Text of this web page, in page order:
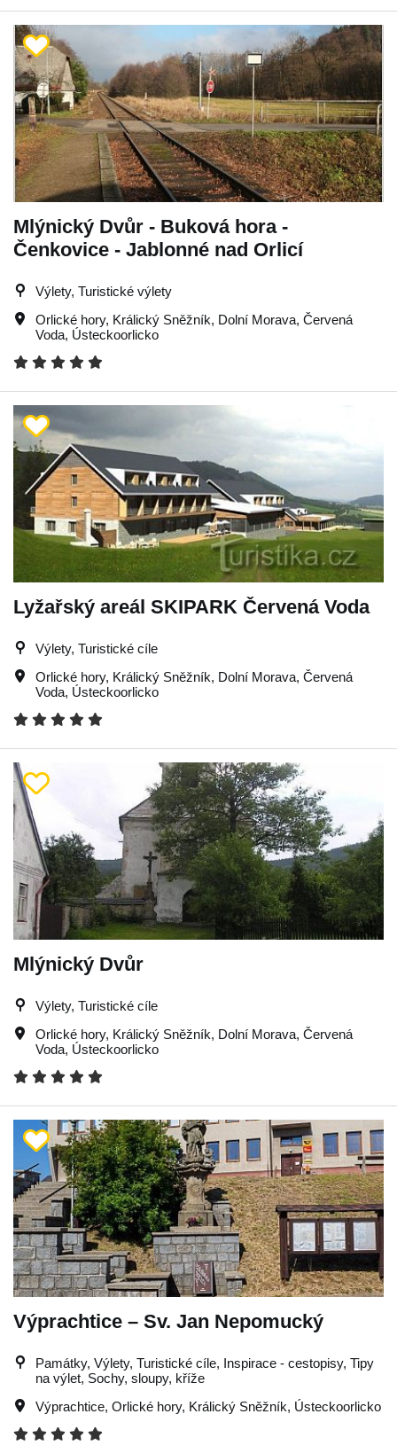
Mlýnický Dvůr - Buková hora -
Čenkovice - Jablonné nad Orlicí
Výlety, Turistické výlety
Orlické hory, Králický Sněžník, Dolní Morava, Červená
Voda, Ústeckoorlicko
Lyžařský areál SKIPARK Červená Voda
Výlety, Turistické cíle
Orlické hory, Králický Sněžník, Dolní Morava, Červená
Voda, Ústeckoorlicko
Mlýnický Dvůr
Výlety, Turistické cíle
Orlické hory, Králický Sněžník, Dolní Morava, Červená
Voda, Ústeckoorlicko
Výprachtice – Sv. Jan Nepomucký
Památky, Výlety, Turistické cíle, Inspirace - cestopisy, Tipy
na výlet, Sochy, sloupy, kříže
Výprachtice, Orlické hory, Králický Sněžník, Ústeckoorlicko